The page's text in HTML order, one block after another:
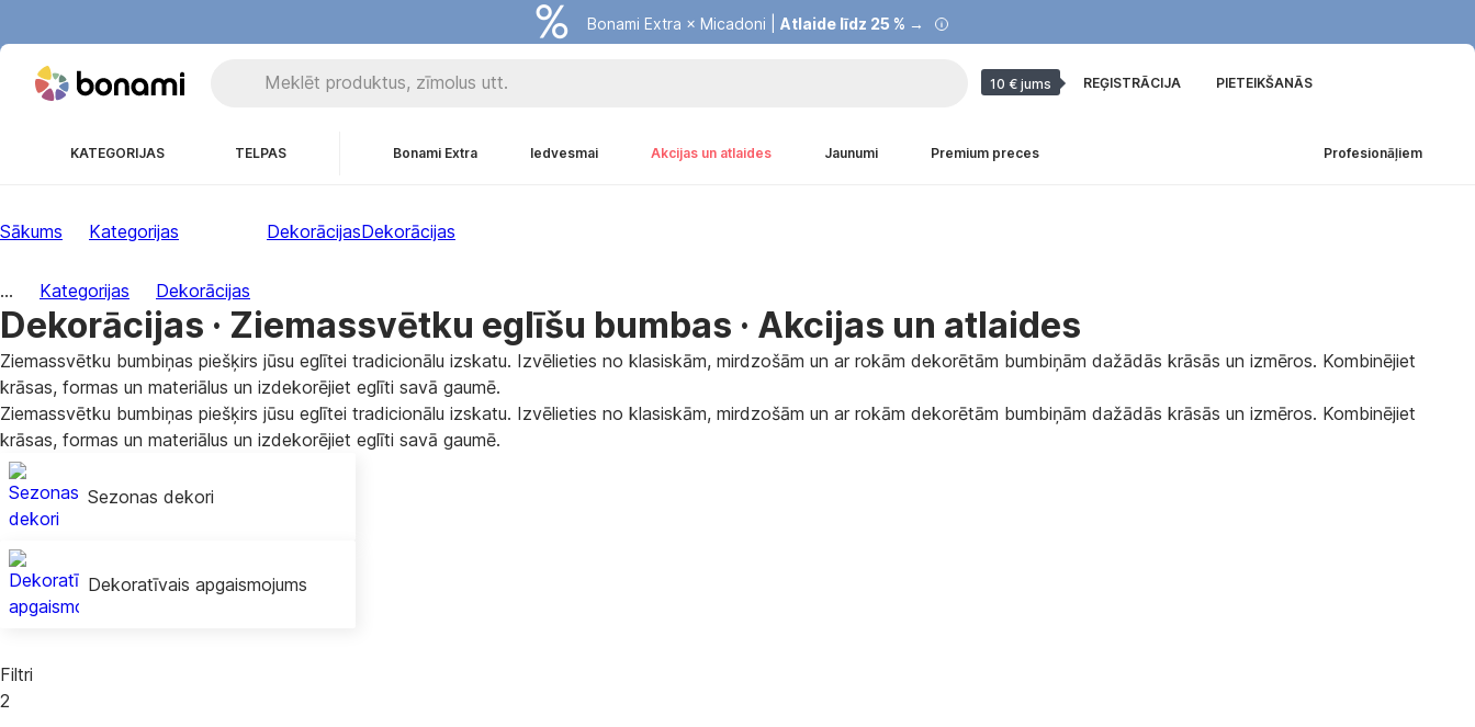
Bonami Extra × Micadoni | Atlaide līdz 25 % →
10 € jums REĢISTRĀCIJA PIETEIKŠANĀS
KATEGORIJAS TELPAS Bonami Extra Iedvesmai Akcijas un atlaides Jaunumi Premium preces Profesionāļiem
Sākums Kategorijas DekorācijasDekorācijas
... Kategorijas Dekorācijas
Dekorācijas · Ziemassvētku eglīšu bumbas · Akcijas un atlaides
Ziemassvētku bumbiņas piešķirs jūsu eglītei tradicionālu izskatu. Izvēlieties no klasiskām, mirdzošām un ar rokām dekorētām bumbiņām dažādās krāsās un izmēros. Kombinējiet
krāsas, formas un materiālus un izdekorējiet eglīti savā gaumē.
Ziemassvētku bumbiņas piešķirs jūsu eglītei tradicionālu izskatu. Izvēlieties no klasiskām, mirdzošām un ar rokām dekorētām bumbiņām dažādās krāsās un izmēros. Kombinējiet
krāsas, formas un materiālus un izdekorējiet eglīti savā gaumē.
Sezonas dekori
Dekoratīvais apgaismojums
Filtri
2